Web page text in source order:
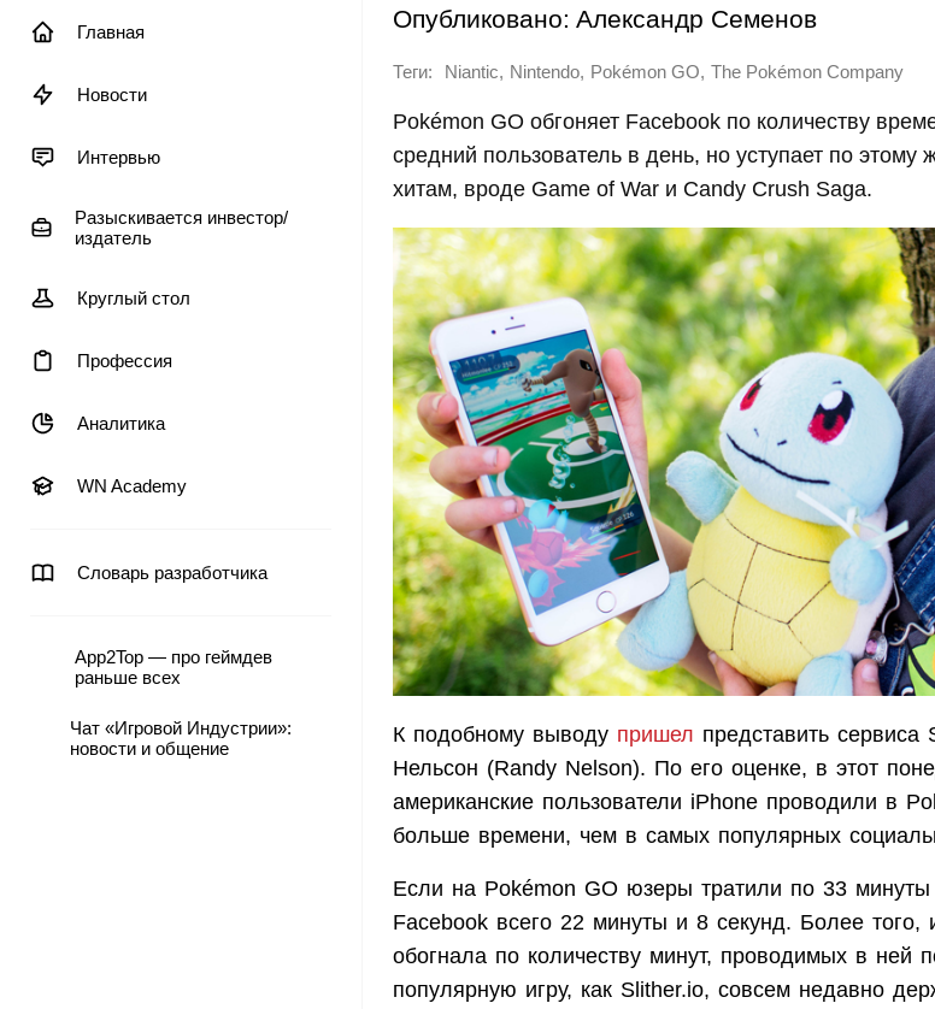
Главная
Новости
Интервью
Разыскивается инвестор/
издатель
Круглый стол
Профессия
Аналитика
WN Academy
Словарь разработчика
App2Top — про геймдев
раньше всех
Чат «Игровой Индустрии»:
новости и общение
Опубликовано: Александр Семенов
Теги: Niantic, Nintendo, Pokémon GO, The Pokémon Company
Pokémon GO обгоняет Facebook по количеству
средний пользователь в день, но уступает по этому
хитам, вроде Game of War и Candy Crush Saga.
К подобному выводу пришел представить сервиса
Нельсон (Randy Nelson). По его оценке, в этот
американские пользователи iPhone проводили в
больше времени, чем в самых популярных
Если на Pokémon GO юзеры тратили по 33
Facebook всего 22 минуты и 8 секунд. Более того,
обогнала по количеству минут, проводимых в ней
популярную игру, как Slither.io, совсем недавно